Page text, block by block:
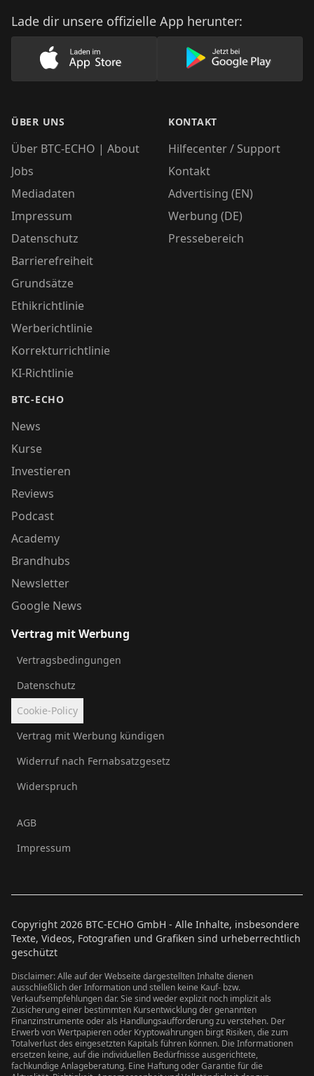
Lade dir unsere offizielle App herunter:
Lade unsere App im AppStore herunter
Lade unsere
ÜBER UNS
Über BTC-ECHO | About
Jobs
Mediadaten
Impressum
Datenschutz
Barrierefreiheit
Grundsätze
Ethikrichtlinie
Werberichtlinie
Korrekturrichtlinie
KI-Richtlinie
BTC-ECHO
News
Kurse
Investieren
Reviews
Podcast
Academy
Brandhubs
Newsletter
Google News
KONTAKT
Hilfecenter / Support
Kontakt
Advertising (EN)
Werbung (DE)
Pressebereich
Vertrag mit Werbung
Vertragsbedingungen
Datenschutz
Cookie-Policy
Vertrag mit Werbung kündigen
Widerruf nach Fernabsatzgesetz
Widerspruch
AGB
Impressum
Copyright 2026 BTC-ECHO GmbH - Alle Inhalte, insbesondere
Texte, Videos, Fotografien und Grafiken sind urheberrechtlich
geschützt
Disclaimer: Alle auf der Webseite dargestellten Inhalte dienen
ausschließlich der Information und stellen keine Kauf- bzw.
Verkaufsempfehlungen dar. Sie sind weder explizit noch implizit als
Zusicherung einer bestimmten Kursentwicklung der genannten
Finanzinstrumente oder als Handlungsaufforderung zu verstehen. Der
Erwerb von Wertpapieren oder Kryptowährungen birgt Risiken, die zum
Totalverlust des eingesetzten Kapitals führen können. Die Informationen
ersetzen keine, auf die individuellen Bedürfnisse ausgerichtete,
fachkundige Anlageberatung. Eine Haftung oder Garantie für die